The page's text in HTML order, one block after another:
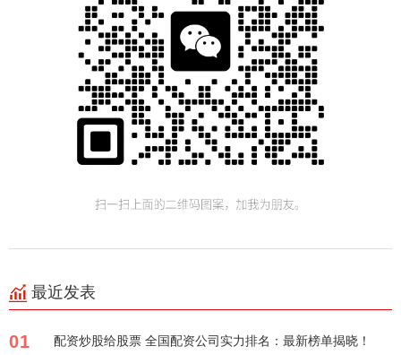
最近发表
01 配资炒股给股票 全国配资公司实力排名：最新榜单揭晓！